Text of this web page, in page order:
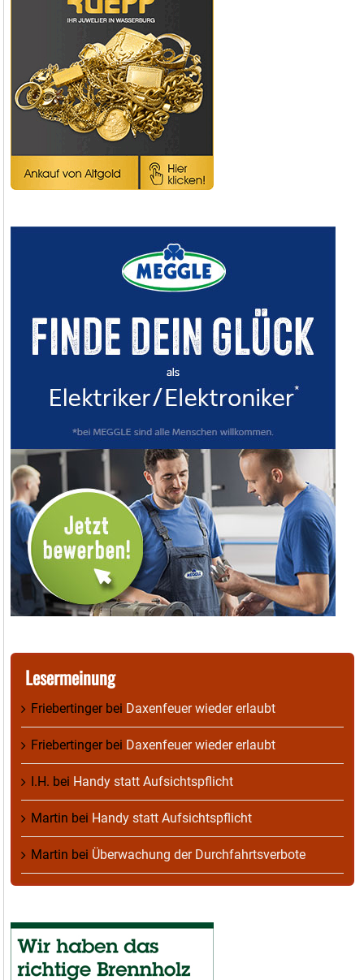
Lesermeinung
Friebertingerbei Daxenfeuer wieder erlaubt
Friebertingerbei Daxenfeuer wieder erlaubt
I.H. bei Handy statt Aufsichtspflicht
Martin bei Handy statt Aufsichtspflicht
Martin bei Überwachung der Durchfahrtsverbote